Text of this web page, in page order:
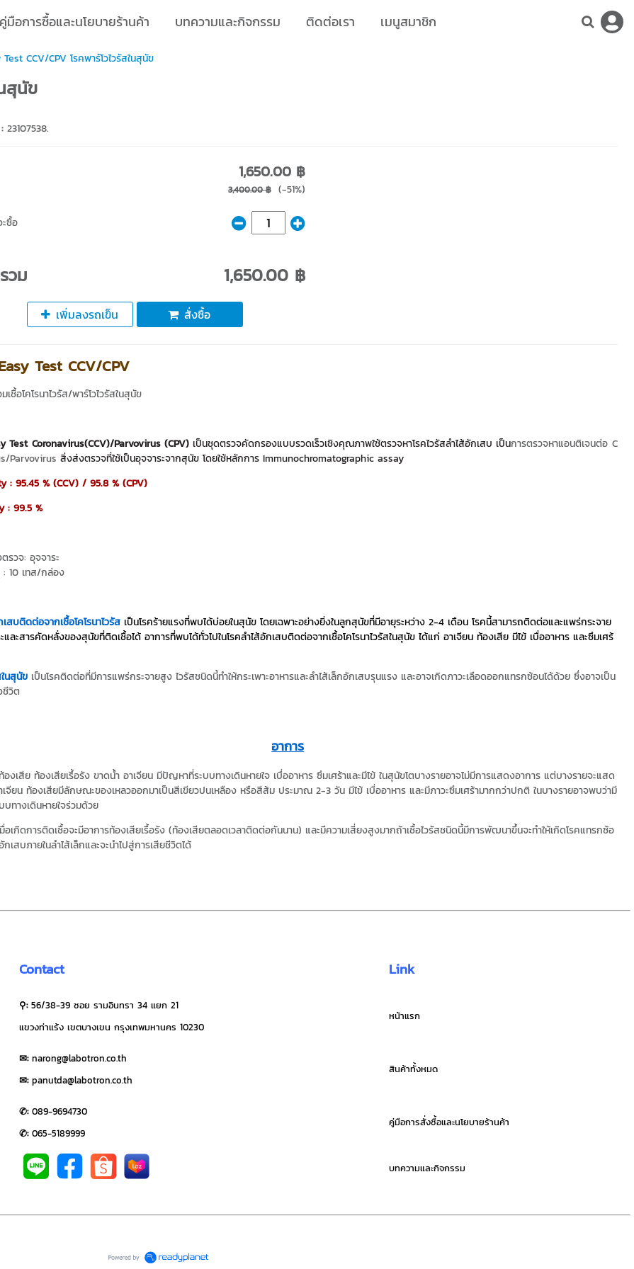
คู่มือการซื้อและนโยบายร้านค้า บทความและกิจกรรม ติดต่อเรา เมนูสมาชิก
CCV/CPV โรคพาร์โวไวรัสในสุนัข
สุนัข
23107538.
1,650.00 ฿
3,400.00 ฿ (-51%)
ซื้อ
วม 1,650.00 ฿
เพิ่มลงรถเข็น สั่งซื้อ
Test CCV/CPV
เชื้อโคโรนาไวรัส/พาร์โวไวรัสในสุนัข
Test Coronavirus(CCV)/Parvovirus (CPV)เป็นชุดตรวจคัดกรองแบบรวดเร็วเชิงคุณภาพใช้ตรวจหาโรคไวรัสลำไส้อักเสบ เป็นการตรวจหาแอนติเจนต่อ C
Parvovirus สิ่งส่งตรวจที่ใช้เป็นอุจจาระจากสุนัข โดยใช้หลักการ Immunochromatographic assay
: 95.45 % (CCV) / 95.8 % (CPV)
: 99.5 %
รวจ: อุจจาระ
: 10 เทส/กล่อง
เสบติดต่อจากเชื้อโคโรนาไวรัสเป็นโรคร้ายแรงที่พบได้บ่อยในสุนัข โดยเฉพาะอย่างยิ่งในลูกสุนัขที่มีอายุระหว่าง 2-4 เดือน โรคนี้สามารถติดต่อและแพร่กระจาย
และสารคัดหลั่งของสุนัขที่ติดเชื้อได้ อาการที่พบได้ทั่วไปในโรคลำไส้อักเสบติดต่อจากเชื้อโคโรนาไวรัสในสุนัข ได้แก่ อาเจียน ท้องเสีย มีไข้ เบื่ออาหาร และซึมเศร้
นสุนัข เป็นโรคติดต่อที่มีการแพร่กระจายสูง ไวรัสชนิดนี้ทำให้กระเพาะอาหารและลำไส้เล็กอักเสบรุนแรง และอาจเกิดภาวะเลือดออกแทรกซ้อนได้ด้วย ซึ่งอาจเป็น
วิต
อาการ
องเสีย ท้องเสียเรื้อรัง ขาดน้ำ อาเจียน มีปัญหาที่ระบบทางเดินหายใจ เบื่ออาหาร ซึมเศร้าและมีไข้ ในสุนัขโตบางรายอาจไม่มีการแสดงอาการ แต่บางรายจะแสด
เจียน ท้องเสียมีลักษณะของเหลวออกมาเป็นสีเขียวปนเหลือง หรือสีส้ม ประมาณ 2-3 วัน มีไข้ เบื่ออาหาร และมีภาวะซึมเศร้ามากกว่าปกติ ในบางรายอาจพบว่ามี
ทางเดินหายใจร่วมด้วย
อเกิดการติดเชื้อจะมีอาการท้องเสียเรื้อรัง (ท้องเสียตลอดเวลาติดต่อกันนาน) และมีความเสี่ยงสูงมากถ้าเชื้อไวรัสชนิดนี้มีการพัฒนาขึ้นจะทำให้เกิดโรคแทรกซ้อ
เสบภายในลำไส้เล็กและจะนำไปสู่การเสียชีวิตได้
Contact Link
⚲:56/38-39 ซอย รามอินทรา 34 แยก 21
แขวงท่าแร้ง เขตบางเขน กรุงเทพมหานคร 10230
หน้าแรก
✉︎: narong@labotron.co.th
✉︎: panutda@labotron.co.th
สินค้าทั้งหมด
✆: 089-9694730
✆: 065-5189999
คู่มือการสั่งซื้อและนโยบายร้านค้า
บทความและกิจกรรม